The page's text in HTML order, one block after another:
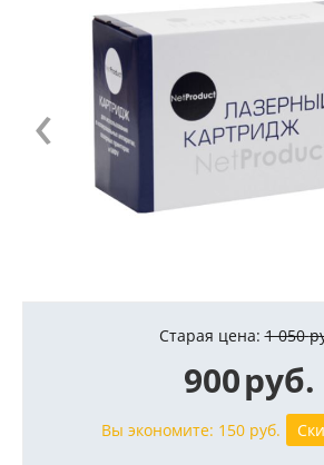
Старая цена: 1 050
900руб.
Вы экономите: 150 руб.